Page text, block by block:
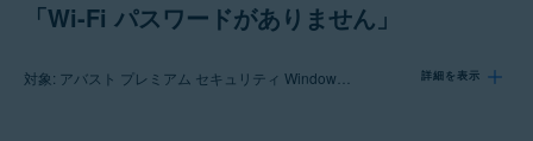
「Wi-Fi パスワードがありません」
詳細を表示